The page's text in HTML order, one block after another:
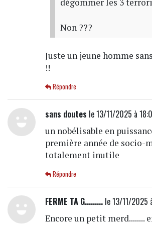
dégommer les 3
Non ???
Juste un jeune homme
!!
Répondre
sans doutes le 13/11/2025 à
un nobélisable en
première année de socio-
totalement inutile
Répondre
FERME TA G.........le 13/11/2025
Encore un petit merd........